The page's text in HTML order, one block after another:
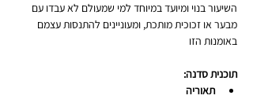
השיעור בנוי ומיועד במיוחד למי שמעולם לא עבדו עם
מבער או זכוכית מותכת, ומעוניינים להתנסות עצמם
באומנות הזו
תוכנית סדנה:
תאוריה